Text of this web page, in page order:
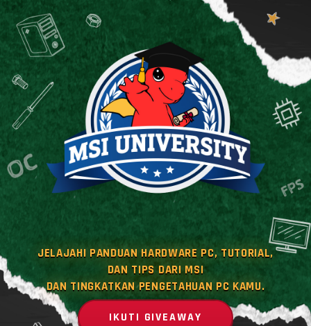
JELAJAHI PANDUAN HARDWARE PC, TUTORIAL,
DAN TIPS DARI MSI
DAN TINGKATKAN PENGETAHUAN PC KAMU.
IKUTI GIVEAWAY